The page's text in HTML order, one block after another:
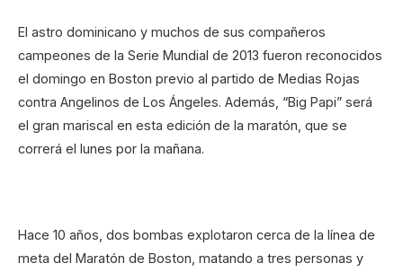
El astro dominicano y muchos de sus compañeros
campeones de la Serie Mundial de 2013 fueron reconocidos
el domingo en Boston previo al partido de Medias Rojas
contra Angelinos de Los Ángeles. Además, “Big Papi” será
el gran mariscal en esta edición de la maratón, que se
correrá el lunes por la mañana.
Hace 10 años, dos bombas explotaron cerca de la línea de
meta del Maratón de Boston, matando a tres personas y